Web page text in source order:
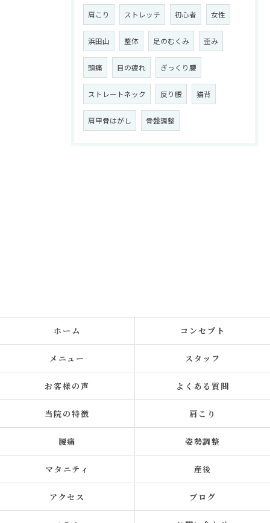
肩こり ストレッチ 初心者 女性
浜田山 整体 足のむくみ 歪み
頭痛 目の疲れ ぎっくり腰
ストレートネック 反り腰 猫背
肩甲骨はがし 骨盤調整
ホーム コンセプト
メニュー スタッフ
お客様の声 よくある質問
当院の特徴 肩こり
腰痛 姿勢調整
マタニティ 産後
アクセス ブログ